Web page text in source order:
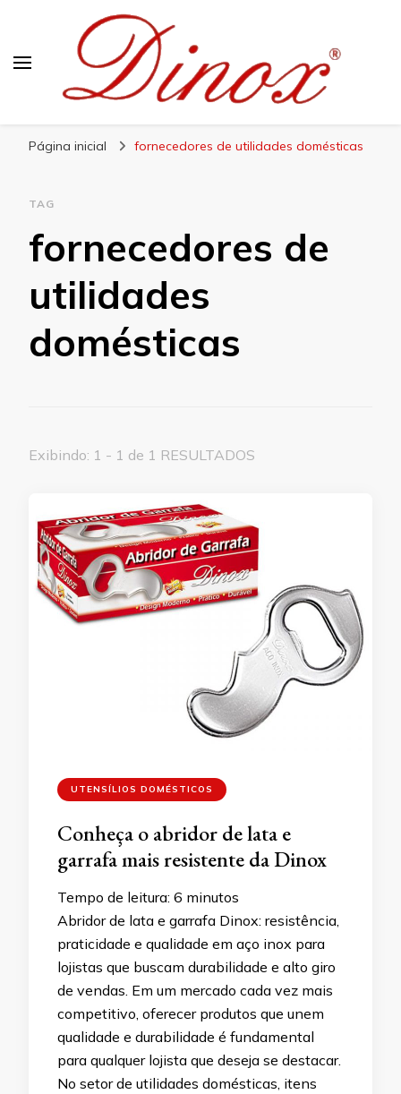
Página inicial fornecedores de utilidades domésticas
TAG
fornecedores de
utilidades
domésticas
Exibindo: 1 - 1 de 1 RESULTADOS
UTENSÍLIOS DOMÉSTICOS
Conheça o abridor de lata e
garrafa mais resistente da Dinox
Tempo de leitura: 6 minutos
Abridor de lata e garrafa Dinox: resistência,
praticidade e qualidade em aço inox para
lojistas que buscam durabilidade e alto giro
de vendas. Em um mercado cada vez mais
competitivo, oferecer produtos que unem
qualidade e durabilidade é fundamental
para qualquer lojista que deseja se destacar.
No setor de utilidades domésticas, itens